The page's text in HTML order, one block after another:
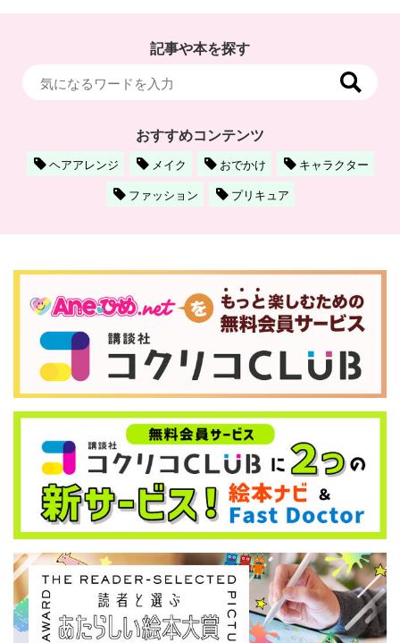
記事や本を探す
おすすめコンテンツ
ヘアアレンジ メイク おでかけ
キャラクター
ファッション
プリキュア